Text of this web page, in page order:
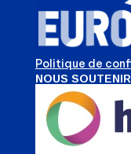
Politique de
NOUS SOUTENIR